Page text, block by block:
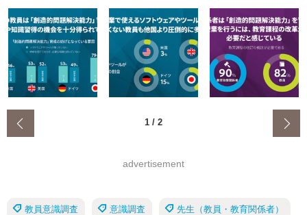
1 / 2
advertisement
教員意識調査 意識調査 先生（教員・教育関係者）